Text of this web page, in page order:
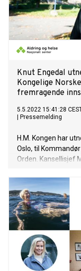
Knut Engedal
Kongelige
fremragende
5.5.2022 15:41:28
Pressemelding
H.M. Kongen har
Oslo, til
Orden. Kansellisjef
10.30 fredag 6. mai.